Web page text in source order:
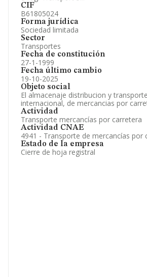
CIF
B61805024
Forma jurídica
Sociedad limitada
Sector
Transportes
Fecha de constitución
27-1-1999
Fecha último cambio
19-10-2025
Objeto social
El almacenaje distribucion y
internacional, de mercancias por
Actividad
Transporte mercancías por carretera
Actividad CNAE
4941 - Transporte de mercancías por
Estado de la empresa
Cierre de hoja registral